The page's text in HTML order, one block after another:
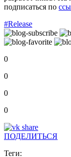
подписаться по
#Release
0
0
0
0
ПОДЕЛИТЬСЯ
Теги: